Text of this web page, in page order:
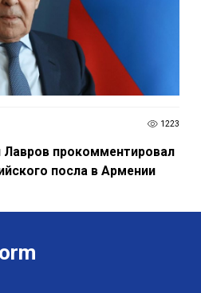
1223
прокомментировал
посла в Армении